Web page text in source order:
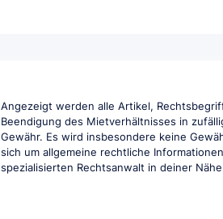
Angezeigt werden alle Artikel,
Beendigung des Mietverhältnisses in
Gewähr. Es wird insbesondere keine
sich um allgemeine rechtliche
spezialisierten Rechtsanwalt in deiner